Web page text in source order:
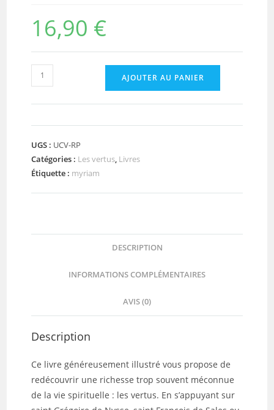
16,90 €
quantité
de
Un
pour
le
Royaume
de
AJOUTER AU PANIER
UGS : UCV-RP
Catégories : Les vertus, Livres
Étiquette : myriam
DESCRIPTION
INFORMATIONS COMPLÉMENTAIRES
AVIS (0)
Description
Ce livre généreusement illustré vous propose de
redécouvrir une richesse trop souvent méconnue
de la vie spirituelle : les vertus. En s’appuyant sur